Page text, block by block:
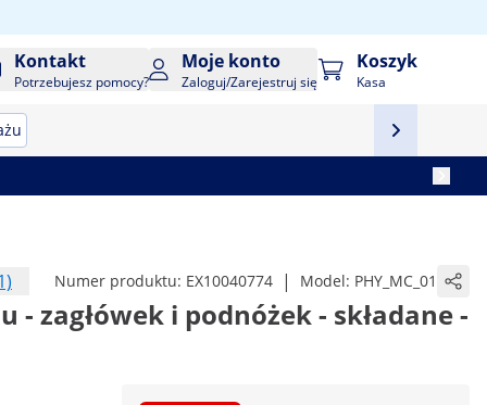
Kontakt
Potrzebujesz pomocy?
Moje konto
Zaloguj/Zarejestruj się
Koszyk
Kasa
Numer produktu: EX10040774 | Model: PHY_MC_01
- zagłówek i podnóżek - składane -